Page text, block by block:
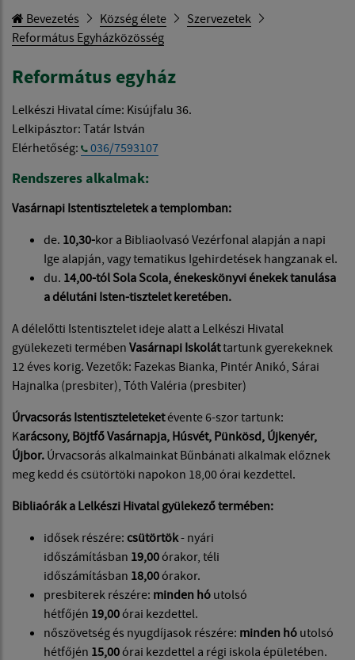
Bevezetés Község élete
Szervezetek
Református Egyházközösség
Református egyház
Lelkészi Hivatal címe: Kisújfalu 36.
Lelkipásztor: Tatár István
Elérhetőség:
036/7593107
Rendszeres alkalmak:
Vasárnapi Istentiszteletek a templomban:
de. 10,30-kor a Bibliaolvasó Vezérfonal alapján a napi
Ige alapján, vagy tematikus Igehirdetések hangzanak el.
du. 14,00-tól Sola Scola,énekeskönyvi énekek tanulása
a délutáni Isten-tisztelet keretében.
A délelőtti Istentisztelet ideje alatt a Lelkészi Hivatal
gyülekezeti termében Vasárnapi Iskoláttartunk gyerekeknek
12 éves korig. Vezetők: Fazekas Bianka, Pintér Anikó, Sárai
Hajnalka (presbiter), Tóth Valéria (presbiter)
Úrvacsorás Istentiszteleteketévente 6-szor tartunk:
Karácsony, Böjtfő Vasárnapja, Húsvét, Pünkösd, Újkenyér,
Újbor. Úrvacsorás alkalmainkat Bűnbánati alkalmak előznek
meg kedd és csütörtöki napokon 18,00 órai kezdettel.
Bibliaórák a Lelkészi Hivatal gyülekező termében:
idősek részére: csütörtök- nyári
időszámításban 19,00órakor, téli
időszámításban 18,00órakor.
presbiterek részére: minden hó utolsó
hétfőjén 19,00órai kezdettel.
nőszövetség és nyugdíjasok részére: minden hó utolsó
hétfőjén 15,00órai kezdettel a régi iskola épületében.